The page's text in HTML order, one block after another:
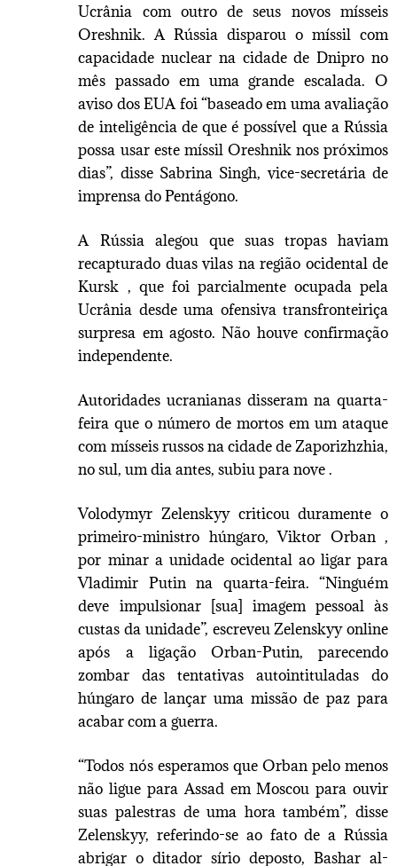
Ucrânia com outro de seus novos mísseis
Oreshnik. A Rússia disparou o míssil com
capacidade nuclear na cidade de Dnipro no
mês passado em uma grande escalada. O
aviso dos EUA foi “baseado em uma avaliação
de inteligência de que é possível que a Rússia
possa usar este míssil Oreshnik nos próximos
dias”, disse Sabrina Singh, vice-secretária de
imprensa do Pentágono.
A Rússia alegou que suas tropas haviam
recapturado duas vilas na região ocidental de
Kursk , que foi parcialmente ocupada pela
Ucrânia desde uma ofensiva transfronteiriça
surpresa em agosto. Não houve confirmação
independente.
Autoridades ucranianas disseram na quarta-
feira que o número de mortos em um ataque
com mísseis russos na cidade de Zaporizhzhia,
no sul, um dia antes, subiu para nove .
Volodymyr Zelenskyy criticou duramente o
primeiro-ministro húngaro, Viktor Orban ,
por minar a unidade ocidental ao ligar para
Vladimir Putin na quarta-feira. “Ninguém
deve impulsionar [sua] imagem pessoal às
custas da unidade”, escreveu Zelenskyy online
após a ligação Orban-Putin, parecendo
zombar das tentativas autointituladas do
húngaro de lançar uma missão de paz para
acabar com a guerra.
“Todos nós esperamos que Orban pelo menos
não ligue para Assad em Moscou para ouvir
suas palestras de uma hora também”, disse
Zelenskyy, referindo-se ao fato de a Rússia
abrigar o ditador sírio deposto, Bashar al-